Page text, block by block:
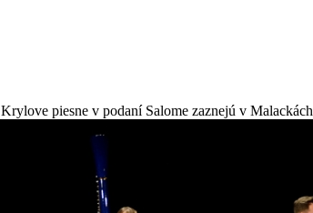
Krylove piesne v podaní Salome zaznejú v Malackách